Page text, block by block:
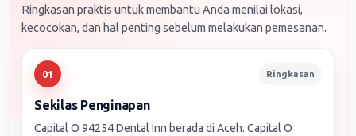
Ringkasan praktis untuk membantu Anda menilai lokasi,
kecocokan, dan hal penting sebelum melakukan pemesanan.
01 Ringkasan
Sekilas Penginapan
Capital O 94254 Dental Inn berada di Aceh. Capital O